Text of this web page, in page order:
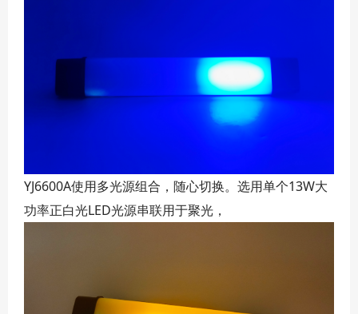
YJ6600A使用多光源组合，随心切换。选用单个13W大
功率正白光LED光源串联用于聚光，